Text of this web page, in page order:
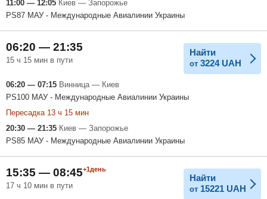
11:00 — 12:05 Киев — Запорожье
PS87 МАУ - Международные Авиалинии Украины
06:20 — 21:35
15 ч 15 мин в пути
Найти
от 3224 UAH
06:20 — 07:15 Винница — Киев
PS100 МАУ - Международные Авиалинии Украины
Пересадка 13 ч 15 мин
20:30 — 21:35 Киев — Запорожье
PS85 МАУ - Международные Авиалинии Украины
15:35 — 08:45+1день
17 ч 10 мин в пути
Найти
от 15221 UAH